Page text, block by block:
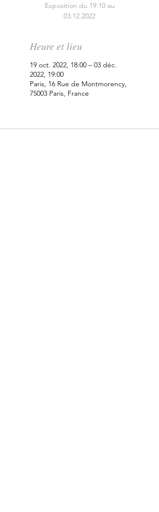
Exposition du 19.10 au
03.12.2022
Heure et lieu
19 oct. 2022, 18:00 – 03 déc.
2022, 19:00
Paris, 16 Rue de Montmorency,
75003 Paris, France